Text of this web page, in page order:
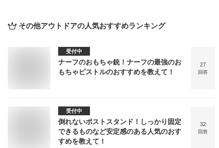
その他アウトドアの人気おすすめランキング
受付中
ナーフのおもちゃ銃！ナーフの最強のお
もちゃピストルのおすすめを教えて！
27
回答
受付中
倒れないポストスタンド！しっかり固定
できるものなど安定感のある人気のおす
すめを教えて！
32
回答